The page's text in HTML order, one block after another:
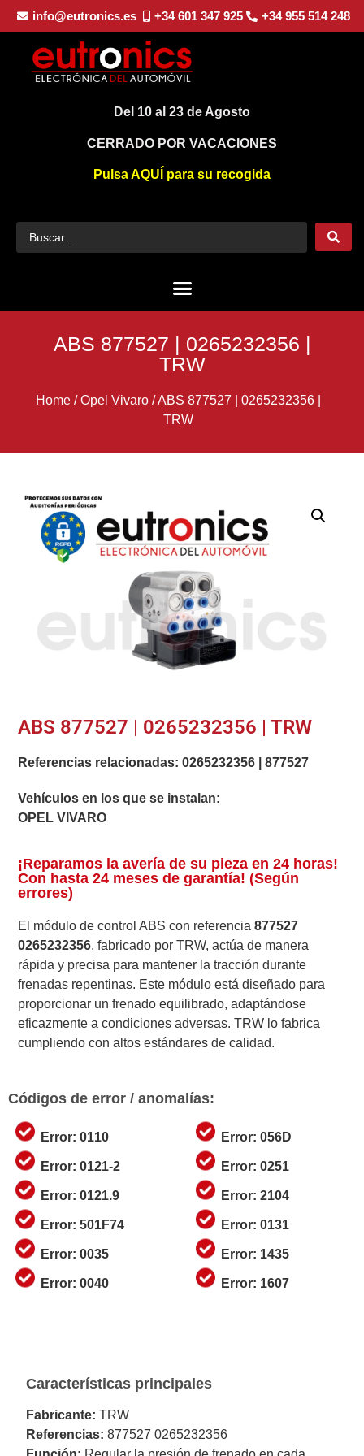
info@eutronics.es +34 601 347 925 +34 955 514 248
Del 10 al 23 de Agosto
CERRADO POR VACACIONES
Pulsa AQUÍ para su recogida
ABS 877527 | 0265232356 |
TRW
Home /Opel Vivaro /ABS 877527 | 0265232356 |
TRW
ABS 877527 | 0265232356 | TRW
Referencias relacionadas:0265232356 |877527
Vehículos en los que se instalan:
OPEL VIVARO
¡Reparamos la avería de su pieza en 24 horas!
Con hasta 24 meses de garantía! (Según
errores)
El módulo de control ABS con referencia877527
0265232356, fabricado por TRW, actúa de manera
rápida y precisa para mantener la tracción durante
frenadas repentinas. Este módulo está diseñado para
proporcionar un frenado equilibrado, adaptándose
eficazmente a condiciones adversas. TRW lo fabrica
cumpliendo con altos estándares de calidad.
Códigos de error / anomalías:
Error: 0110
Error: 0121-2
Error: 0121.9
Error: 501F74
Error: 0035
Error: 0040
Error: 056D
Error: 0251
Error: 2104
Error: 0131
Error: 1435
Error: 1607
Características principales
Fabricante: TRW
Referencias: 877527 0265232356